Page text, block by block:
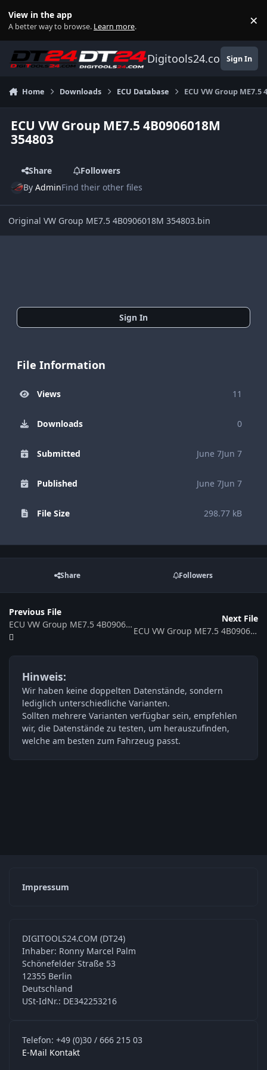
View in the app
A better way to browse. Learn more. ×
Digitools24.comSign In
Home Downloads ECU Database ECU VW Group ME7.5
ECU VW Group ME7.5 4B0906018M
354803
Share
Followers
ByAdminFind their other files
Original VW Group ME7.5 4B0906018M 354803.bin
Sign In
File Information
Views 11
Downloads 0
Submitted June 7Jun 7
Published June 7Jun 7
File Size 298.77 kB
Share Followers
Previous File
ECU VW Group ME7.5 4B0906018P 0261206537 352750
Next File
ECU VW Group ME7.5 4B0906018DP 0261208291 371157
Hinweis:
Wir haben keine doppelten Datenstände, sondern
lediglich unterschiedliche Varianten.
Sollten mehrere Varianten verfügbar sein, empfehlen
wir, die Datenstände zu testen, um herauszufinden,
welche am besten zum Fahrzeug passt.
Impressum
DIGITOOLS24.COM (DT24)
Inhaber: Ronny Marcel Palm
Schönefelder Straße 53
12355 Berlin
Deutschland
USt-IdNr.: DE342253216
Telefon: +49 (0)30 / 666 215 03
E-Mail Kontakt